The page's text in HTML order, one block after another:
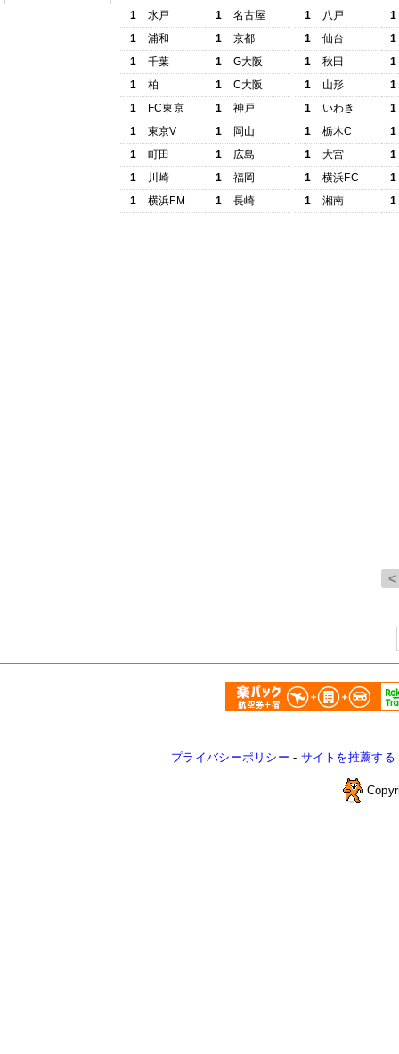
1
水戸 1
名古屋
1
浦和 1
京都
1
千葉 1
G大阪
1
柏 1
C大阪
1
FC東京 1
神戸
1
東京V 1
岡山
1
町田 1
広島
1
川崎 1
福岡
1
横浜FM 1 長崎
1
八戸
1
1
仙台
1
1
秋田
1
1
山形
1
1
いわき
1
1
栃木C
1
1
大宮
1
1
横浜FC
1
1
湘南 1
プライバシーポリシー - サイトを推薦する